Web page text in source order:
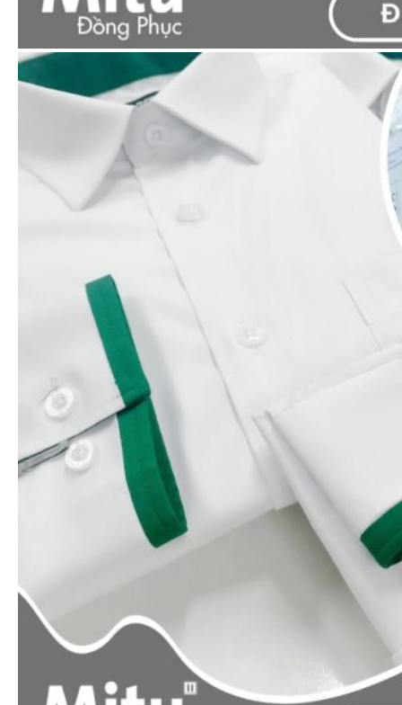
Áo thun trắng – 2 sọc to (6 màu)
65.000